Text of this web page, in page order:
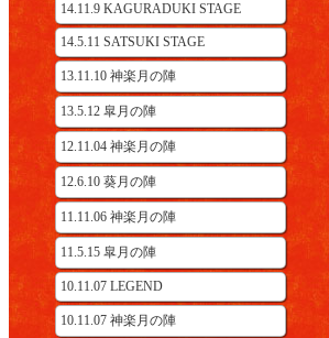
14.11.9 KAGURADUKI STAGE
14.5.11 SATSUKI STAGE
13.11.10 神楽月の陣
13.5.12 皐月の陣
12.11.04 神楽月の陣
12.6.10 葵月の陣
11.11.06 神楽月の陣
11.5.15 皐月の陣
10.11.07 LEGEND
10.11.07 神楽月の陣